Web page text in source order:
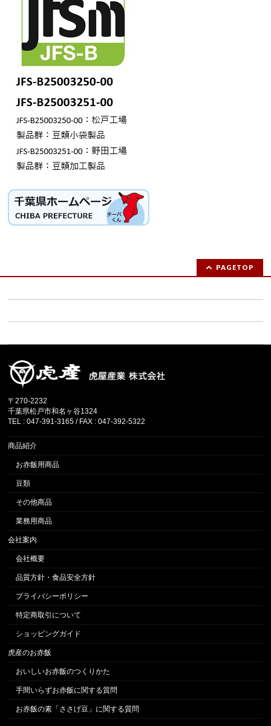
PAGETOP
〒270-2232
千葉県松戸市和名ヶ谷1324
TEL : 047-391-3165 / FAX : 047-392-5322
商品紹介
お赤飯用商品
豆類
その他商品
業務用商品
会社案内
会社概要
品質方針・食品安全方針
プライバシーポリシー
特定商取引について
ショッピングガイド
虎産のお赤飯
おいしいお赤飯のつくりかた
手間いらずお赤飯に関する質問
お赤飯の素「ささげ豆」に関する質問